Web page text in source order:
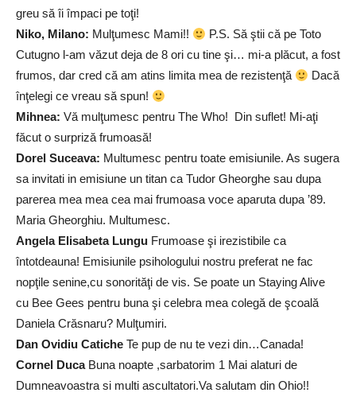
greu să îi împaci pe toţi!
Niko, Milano: Mulţumesc Mami!!
P.S. Să ştii că pe Toto
Cutugno l-am văzut deja de 8 ori cu tine şi… mi-a plăcut, a fost
frumos, dar cred că am atins limita mea de rezistenţă
Dacă
înţelegi ce vreau să spun!
Mihnea: Vă mulţumesc pentru The Who! Din suflet! Mi-aţi
făcut o surpriză frumoasă!
Dorel Suceava: Multumesc pentru toate emisiunile. As sugera
sa invitati in emisiune un titan ca Tudor Gheorghe sau dupa
parerea mea mea cea mai frumoasa voce aparuta dupa ’89.
Maria Gheorghiu. Multumesc.
Angela Elisabeta Lungu Frumoase şi irezistibile ca
întotdeauna! Emisiunile psihologului nostru preferat ne fac
nopţile senine,cu sonorităţi de vis. Se poate un Staying Alive
cu Bee Gees pentru buna şi celebra mea colegă de şcoală
Daniela Crăsnaru? Mulţumiri.
Dan Ovidiu Catiche Te pup de nu te vezi din…Canada!
Cornel DucaBuna noapte ,sarbatorim 1 Mai alaturi de
Dumneavoastra si multi ascultatori.Va salutam din Ohio!!